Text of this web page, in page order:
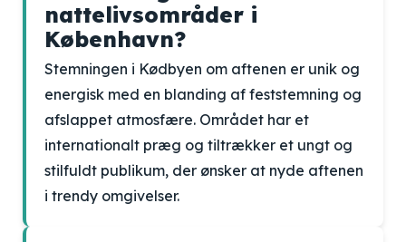
nattelivsområder i
København?
Stemningen i Kødbyen om aftenen er unik og
energisk med en blanding af feststemning og
afslappet atmosfære. Området har et
internationalt præg og tiltrækker et ungt og
stilfuldt publikum, der ønsker at nyde aftenen
i trendy omgivelser.